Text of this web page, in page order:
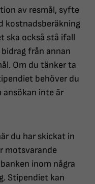
av resmål, syfte
kostnadsberäkning
ska också stå ifall
från annan
Om du tänker ta
behöver du
ansökan inte är
du har skickat in
motsvarande
inom några
Stipendiet kan